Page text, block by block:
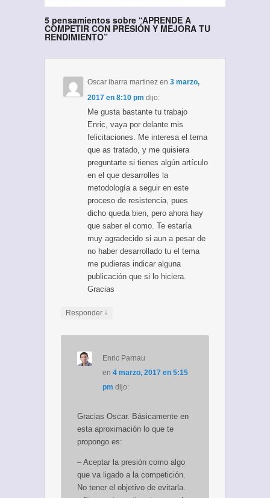
5 pensamientos sobre “APRENDE A
COMPETIR CON PRESIÓN Y MEJORA TU
RENDIMIENTO”
Oscar ibarra martinez en3 marzo,
2017 en 8:10 pm dijo:
Me gusta bastante tu trabajo
Enric, vaya por delante mis
felicitaciones. Me interesa el tema
que as tratado, y me quisiera
preguntarte si tienes algún artículo
en el que desarrolles la
metodología a seguir en este
proceso de resistencia, pues
dicho queda bien, pero ahora hay
que saber el como. Te estaría
muy agradecido si aun a pesar de
no haber desarrollado tu el tema
me pudieras indicar alguna
publicación que si lo hiciera.
Gracias
Responder ↓
Enric Parnau
en4 marzo, 2017 en 5:15
pm dijo:
Gracias Oscar. Básicamente en
esta aproximación lo que te
propongo es:
– Aceptar la presión como algo
que va ligado a la competición.
No tener el objetivo de evitarla.